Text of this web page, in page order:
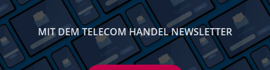
MIT DEM TELECOM HANDEL NEWSLETTER